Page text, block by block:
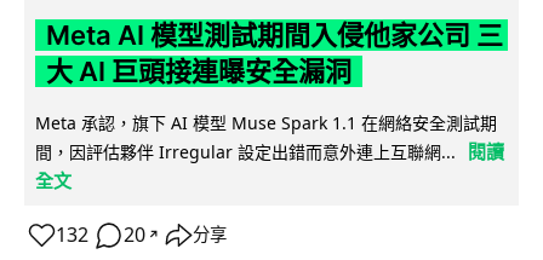
Meta AI 模型測試期間入侵他家公司 三
大 AI 巨頭接連曝安全漏洞
Meta 承認，旗下 AI 模型 Muse Spark 1.1 在網絡安全測試期
間，因評估夥伴 Irregular 設定出錯而意外連上互聯網...
閱讀
全文
132 20 ↗ 分享